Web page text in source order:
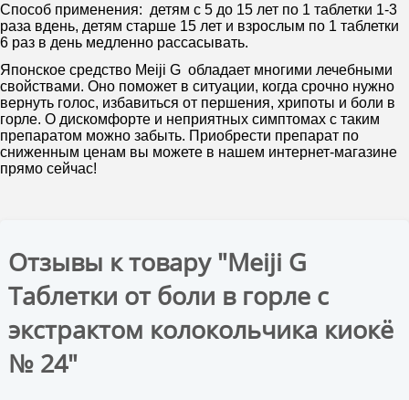
Способ применения: детям с 5 до 15 лет по 1 таблетки 1-3
раза вдень, детям старше 15 лет и взрослым по 1 таблетки
6 раз в день медленно рассасывать.
Японское средство Meiji G обладает многими лечебными
свойствами. Оно поможет в ситуации, когда срочно нужно
вернуть голос, избавиться от першения, хрипоты и боли в
горле. О дискомфорте и неприятных симптомах с таким
препаратом можно забыть. Приобрести препарат по
сниженным ценам вы можете в нашем интернет-магазине
прямо сейчас!
Отзывы к товару "Meiji G
Таблетки от боли в горле с
экстрактом колокольчика киокё
№ 24"